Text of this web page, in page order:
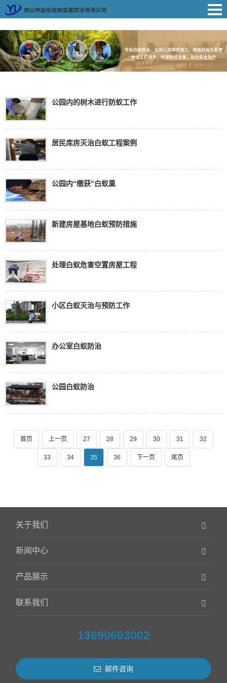
公园内的树木进行防蚁工作
居民库房灭治白蚁工程案例
公园内“缴获”白蚁巢
新建房屋基地白蚁预防措施
处理白蚁危害空置房屋工程
小区白蚁灭治与预防工作
办公室白蚁防治
公园白蚁防治
首页 上一页 27 28 29 30 31 32
33 34 35 36 下一页 尾页
关于我们
新闻中心
产品展示
联系我们
13690603002
邮件咨询